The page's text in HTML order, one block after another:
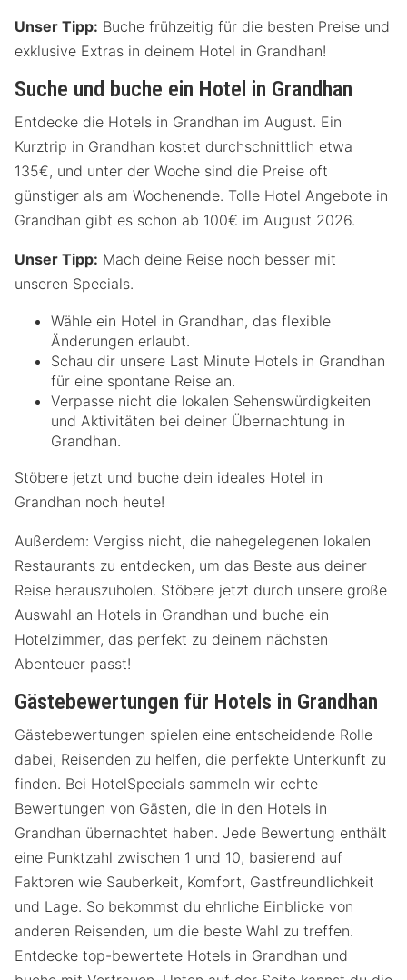
Unser Tipp: Buche frühzeitig für die besten Preise und
exklusive Extras in deinem Hotel in Grandhan!
Suche und buche ein Hotel in Grandhan
Entdecke die Hotels in Grandhan im August. Ein
Kurztrip in Grandhan kostet durchschnittlich etwa
135€, und unter der Woche sind die Preise oft
günstiger als am Wochenende. Tolle Hotel Angebote in
Grandhan gibt es schon ab 100€ im August 2026.
Unser Tipp: Mach deine Reise noch besser mit
unseren Specials.
Wähle ein Hotel in Grandhan, das flexible
Änderungen erlaubt.
Schau dir unsere Last Minute Hotels in Grandhan
für eine spontane Reise an.
Verpasse nicht die lokalen Sehenswürdigkeiten
und Aktivitäten bei deiner Übernachtung in
Grandhan.
Stöbere jetzt und buche dein ideales Hotel in
Grandhan noch heute!
Außerdem: Vergiss nicht, die nahegelegenen lokalen
Restaurants zu entdecken, um das Beste aus deiner
Reise herauszuholen. Stöbere jetzt durch unsere große
Auswahl an Hotels in Grandhan und buche ein
Hotelzimmer, das perfekt zu deinem nächsten
Abenteuer passt!
Gästebewertungen für Hotels in Grandhan
Gästebewertungen spielen eine entscheidende Rolle
dabei, Reisenden zu helfen, die perfekte Unterkunft zu
finden. Bei HotelSpecials sammeln wir echte
Bewertungen von Gästen, die in den Hotels in
Grandhan übernachtet haben. Jede Bewertung enthält
eine Punktzahl zwischen 1 und 10, basierend auf
Faktoren wie Sauberkeit, Komfort, Gastfreundlichkeit
und Lage. So bekommst du ehrliche Einblicke von
anderen Reisenden, um die beste Wahl zu treffen.
Entdecke top-bewertete Hotels in Grandhan und